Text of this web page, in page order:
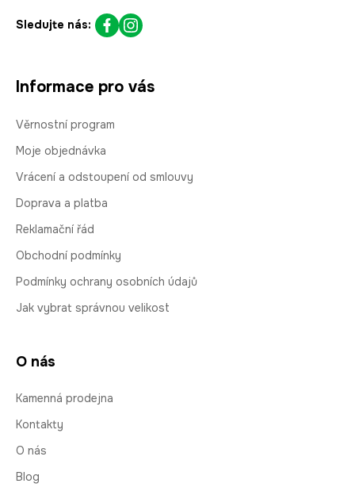
Sledujte nás:
Informace pro vás
Věrnostní program
Moje objednávka
Vrácení a odstoupení od smlouvy
Doprava a platba
Reklamační řád
Obchodní podmínky
Podmínky ochrany osobních údajů
Jak vybrat správnou velikost
O nás
Kamenná prodejna
Kontakty
O nás
Blog